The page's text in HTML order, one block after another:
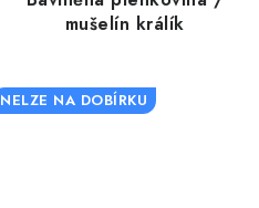
mušelín králík
NELZE NA DOBÍRKU